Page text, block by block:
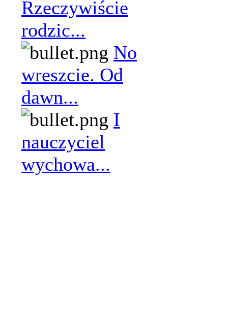
Rzeczywiście
rodzic...
No
wreszcie. Od
dawn...
I
nauczyciel
wychowa...